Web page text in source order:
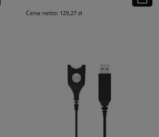
Cena netto: 129,27 zł